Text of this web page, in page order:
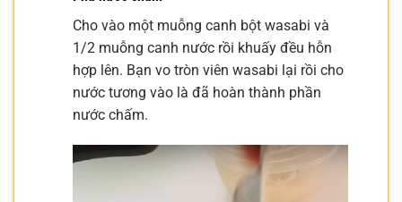
Cho vào một muỗng canh bột wasabi và
1/2 muỗng canh nước rồi khuấy đều hỗn
hợp lên. Bạn vo tròn viên wasabi lại rồi cho
nước tương vào là đã hoàn thành phần
nước chấm.